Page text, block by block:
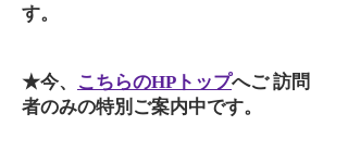
す。
★今、 こちらのHPトップへご 訪問
者のみの特別ご案内中です。